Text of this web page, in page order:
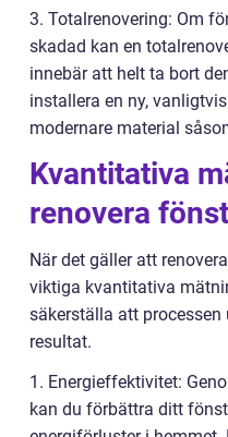
3. Totalrenovering: Om
skadad kan en
innebär att helt ta bort
installera en ny,
modernare material
Kvantitativa
renovera
När det gäller att
viktiga kvantitativa
säkerställa att
resultat.
1. Energieffektivitet:
kan du förbättra ditt